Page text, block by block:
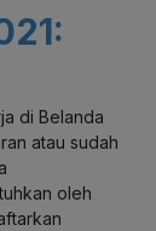
di Belanda
atau sudah
oleh